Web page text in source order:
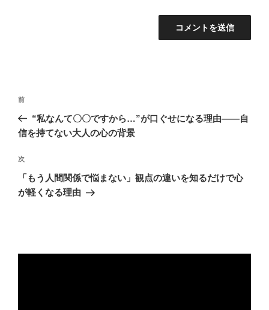
投
ナ
ゲ
ー
シ
前
の
投
前
“私なんて〇〇ですから…”が口ぐせになる理由――自
信を持てない大人の心の背景
次
の
投
次
「もう人間関係で悩まない」観点の違いを知るだけで心
が軽くなる理由